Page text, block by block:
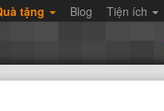
tặng Blog Tiện ích